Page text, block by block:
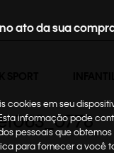
ato da sua
cookies em seu
informação pode
pessoais que
para fornecer a você